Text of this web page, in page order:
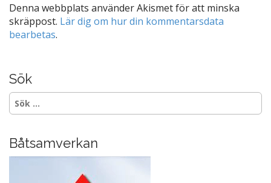
Denna webbplats använder Akismet för att minska
skräppost. Lär dig om hur din kommentarsdata
bearbetas.
Sök
Sök
efter:
Båtsamverkan